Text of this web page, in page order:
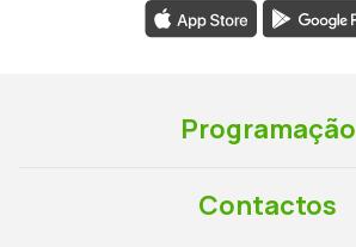
Programação
Contactos